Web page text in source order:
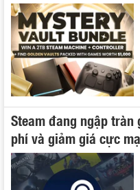
Steam đang ngập tràn
phí và giảm giá cực